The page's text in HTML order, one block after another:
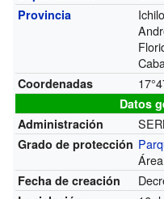
Provincia
Ichilo
Coordenadas
Datos
Administración
Grado de protección
Fecha de creación